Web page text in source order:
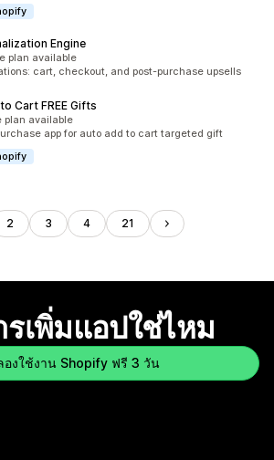
Engine
plan available
cart, checkout, and post-purchase upsells
Cart FREE Gifts
plan available
app for auto add to cart targeted gift
2 3 4 21
รเพิ่มแอปใช่ไหม
องใช้งาน Shopify ฟรี 3 วัน